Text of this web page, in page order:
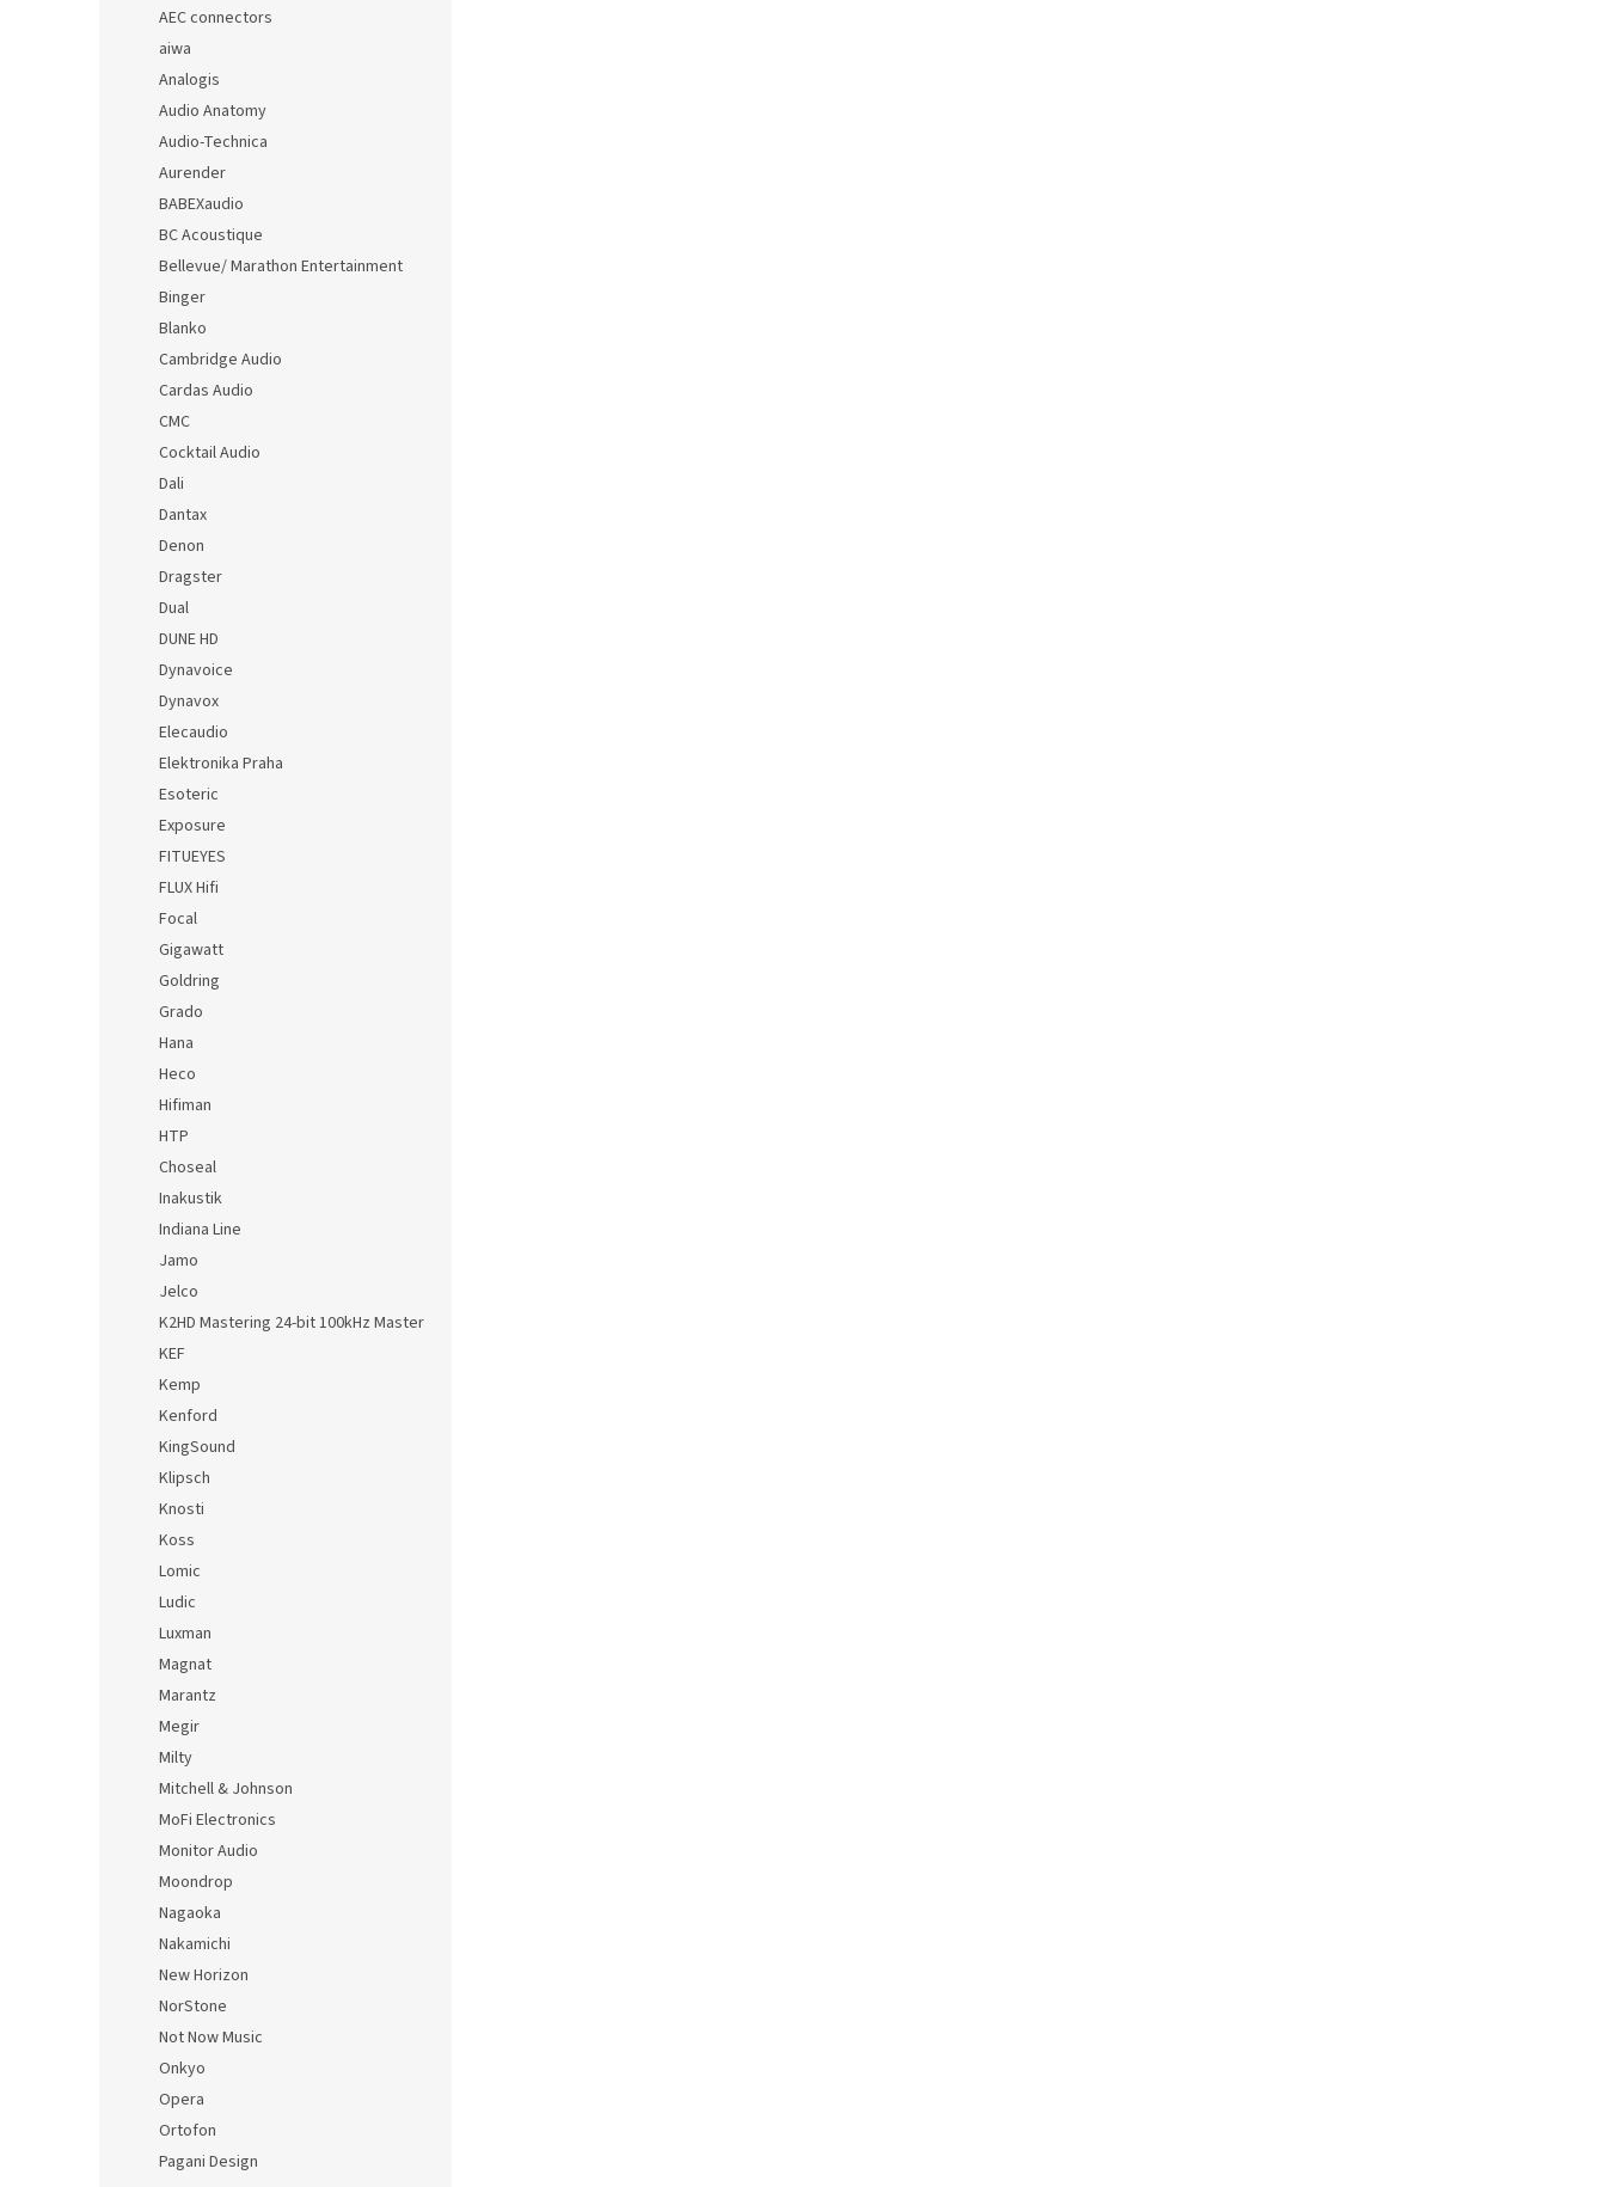
AEC connectors
aiwa
Analogis
Audio Anatomy
Audio-Technica
Aurender
BABEXaudio
BC Acoustique
Bellevue/ Marathon Entertainment
Binger
Blanko
Cambridge Audio
Cardas Audio
CMC
Cocktail Audio
Dali
Dantax
Denon
Dragster
Dual
DUNE HD
Dynavoice
Dynavox
Elecaudio
Elektronika Praha
Esoteric
Exposure
FITUEYES
FLUX Hifi
Focal
Gigawatt
Goldring
Grado
Hana
Heco
Hifiman
HTP
Choseal
Inakustik
Indiana Line
Jamo
Jelco
K2HD Mastering 24-bit 100kHz Master
KEF
Kemp
Kenford
KingSound
Klipsch
Knosti
Koss
Lomic
Ludic
Luxman
Magnat
Marantz
Megir
Milty
Mitchell & Johnson
MoFi Electronics
Monitor Audio
Moondrop
Nagaoka
Nakamichi
New Horizon
NorStone
Not Now Music
Onkyo
Opera
Ortofon
Pagani Design